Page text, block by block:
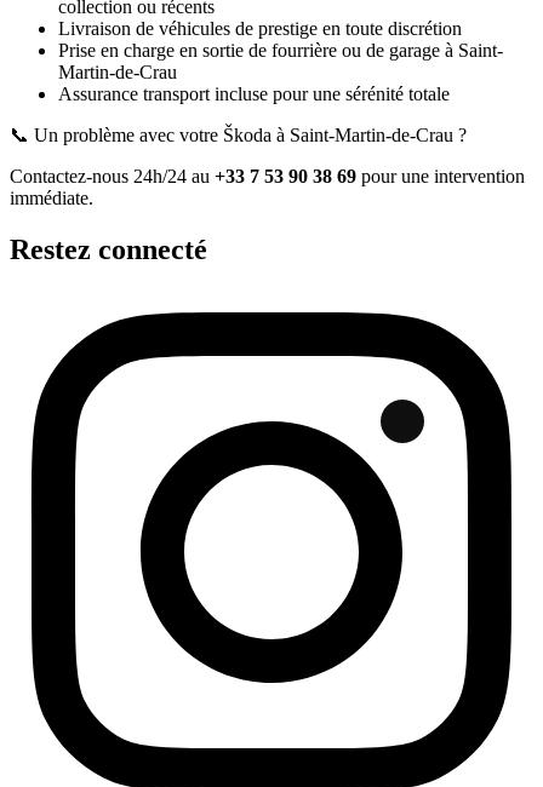
collection ou récents
Livraison de véhicules de prestige en toute discrétion
Prise en charge en sortie de fourrière ou de garage à Saint-
Martin-de-Crau
Assurance transport incluse pour une sérénité totale
📞 Un problème avec votre Škoda à Saint-Martin-de-Crau ?
Contactez-nous 24h/24 au +33 7 53 90 38 69 pour une intervention
immédiate.
Restez connecté